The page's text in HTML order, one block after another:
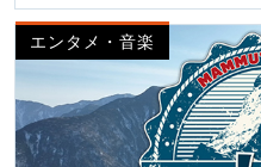
エンタメ・音楽